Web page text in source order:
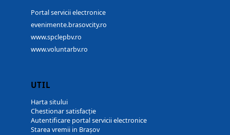
Portal servicii electronice
evenimente.brasovcity.ro
www.spclepbv.ro
www.voluntarbv.ro
UTIL
Harta sitului
Chestionar satisfacție
Autentificare portal servicii electronice
Starea vremii in Brașov